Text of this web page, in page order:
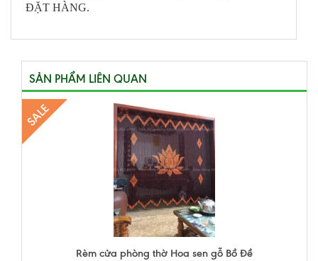
ĐẶT HÀNG.
SẢN PHẨM LIÊN QUAN
SALE
Rèm cửa phòng thờ Hoa sen gỗ Bồ Đề